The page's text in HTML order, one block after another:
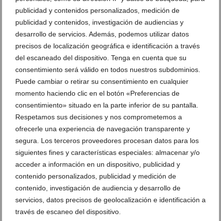
publicidad y contenidos personalizados, medición de
publicidad y contenidos, investigación de audiencias y
desarrollo de servicios. Además, podemos utilizar datos
precisos de localización geográfica e identificación a través
del escaneado del dispositivo. Tenga en cuenta que su
consentimiento será válido en todos nuestros subdominios.
Puede cambiar o retirar su consentimiento en cualquier
momento haciendo clic en el botón «Preferencias de
consentimiento» situado en la parte inferior de su pantalla.
Respetamos sus decisiones y nos comprometemos a
ofrecerle una experiencia de navegación transparente y
segura. Los terceros proveedores procesan datos para los
siguientes fines y características especiales: almacenar y/o
acceder a información en un dispositivo, publicidad y
contenido personalizados, publicidad y medición de
contenido, investigación de audiencia y desarrollo de
servicios, datos precisos de geolocalización e identificación a
través de escaneo del dispositivo.
Xàbia recupera una tradición: el Riurau d’Arnauda
volverá a humear con l’escaldà de la pansa
06 de agosto de 2026